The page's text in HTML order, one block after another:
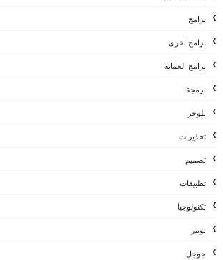
برامج
برامج اخرى
برامج الحماية
برمجة
بلوجر
تحذيرات
تصميم
تطبيقات
تكنولوجيا
تويتر
جوجل